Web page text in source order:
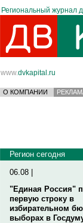
Региональный журнал
www.dvkapital.ru
О КОМПАНИИ
Регион сегодня
06.08 |
"Единая Россия"
первую строку в
избирательном
выборах в